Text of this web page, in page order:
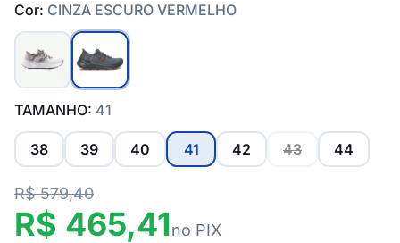
Cor: CINZA ESCURO VERMELHO
TAMANHO: 41
38 39 40 41 42 43 44
R$ 579,40
R$ 465,41no PIX